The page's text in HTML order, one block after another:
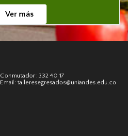
Ver más
Conmutador: 332 40 17
Email: talleresegresados@uniandes.edu.co